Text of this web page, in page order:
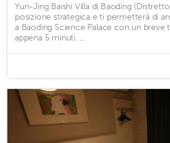
Yun-Jing Baishi Villa di Baoding
posizione strategica e ti permetterà di
a Baoding Science Palace con un breve
appena 5 minuti. ...